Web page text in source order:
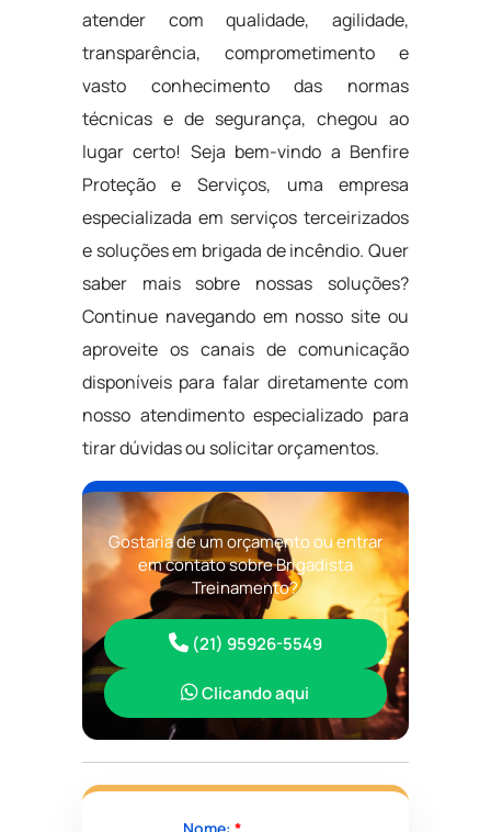
atender com qualidade, agilidade,
transparência, comprometimento e
vasto conhecimento das normas
técnicas e de segurança, chegou ao
lugar certo! Seja bem-vindo a Benfire
Proteção e Serviços, uma empresa
especializada em serviços terceirizados
e soluções em brigada de incêndio. Quer
saber mais sobre nossas soluções?
Continue navegando em nosso site ou
aproveite os canais de comunicação
disponíveis para falar diretamente com
nosso atendimento especializado para
tirar dúvidas ou solicitar orçamentos.
Gostaria de um orçamento ou entrar
em contato sobre Brigadista
Treinamento?
(21) 95926-5549
Clicando aqui